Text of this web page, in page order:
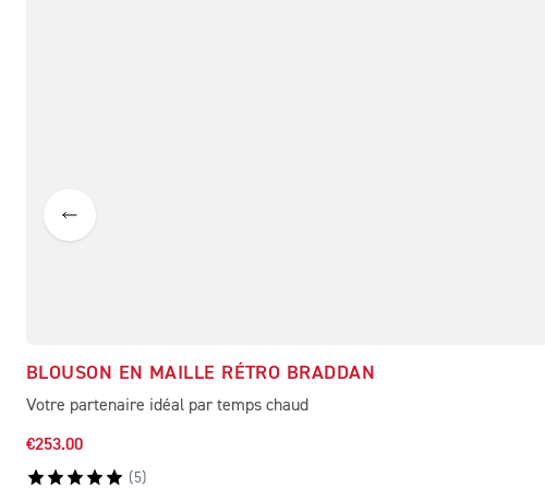
BLOUSON EN MAILLE RÉTRO BRADDAN
Votre partenaire idéal par temps chaud
€253.00
( 5)